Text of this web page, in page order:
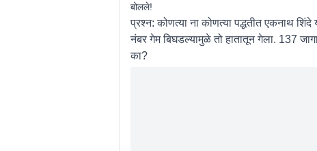
बोलले!
प्रश्न: कोणत्या ना कोणत्या पद्धतीत एकनाथ शिंदे
नंबर गेम बिघडल्यामुळे तो हातातून गेला. 137
का?